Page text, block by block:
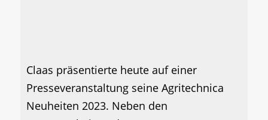
Claas präsentierte heute auf einer
Presseveranstaltung seine Agritechnica
Neuheiten 2023. Neben den